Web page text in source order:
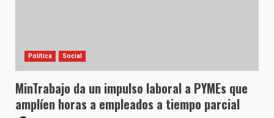
Política Social
MinTrabajo da un impulso laboral a PYMEs que
amplíen horas a empleados a tiempo parcial